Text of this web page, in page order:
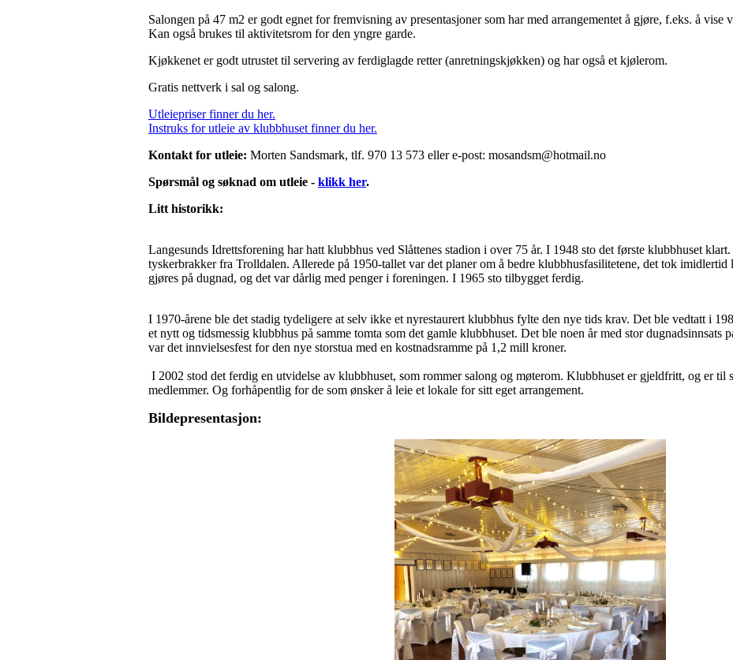
Salongen på 47 m2 er godt egnet for fremvisning av presentasjoner som har med arrangementet å gjøre, f.eks. å
Kan også brukes til aktivitetsrom for den yngre garde.
Kjøkkenet er godt utrustet til servering av ferdiglagde retter (anretningskjøkken) og har også et kjølerom.
Gratis nettverk i sal og salong.
Utleiepriser finner du her.
Instruks for utleie av klubbhuset finner du her.
Kontakt for utleie: Morten Sandsmark, tlf. 970 13 573 eller e-post: mosandsm@hotmail.no
Spørsmål og søknad om utleie - klikk her.
Litt historikk:
Langesunds Idrettsforening har hatt klubbhus ved Slåttenes stadion i over 75 år. I 1948 sto det første klubbhuset
tyskerbrakker fra Trolldalen. Allerede på 1950-tallet var det planer om å bedre klubbhusfasilitetene, det tok
gjøres på dugnad, og det var dårlig med penger i foreningen. I 1965 sto tilbygget ferdig.
I 1970-årene ble det stadig tydeligere at selv ikke et nyrestaurert klubbhus fylte den nye tids krav. Det ble vedtatt i
et nytt og tidsmessig klubbhus på samme tomta som det gamle klubbhuset. Det ble noen år med stor dugnadsinnsats
var det innvielsesfest for den nye storstua med en kostnadsramme på 1,2 mill kroner.
I 2002 stod det ferdig en utvidelse av klubbhuset, som rommer salong og møterom. Klubbhuset er gjeldfritt, og er til
medlemmer. Og forhåpentlig for de som ønsker å leie et lokale for sitt eget arrangement.
Bildepresentasjon: